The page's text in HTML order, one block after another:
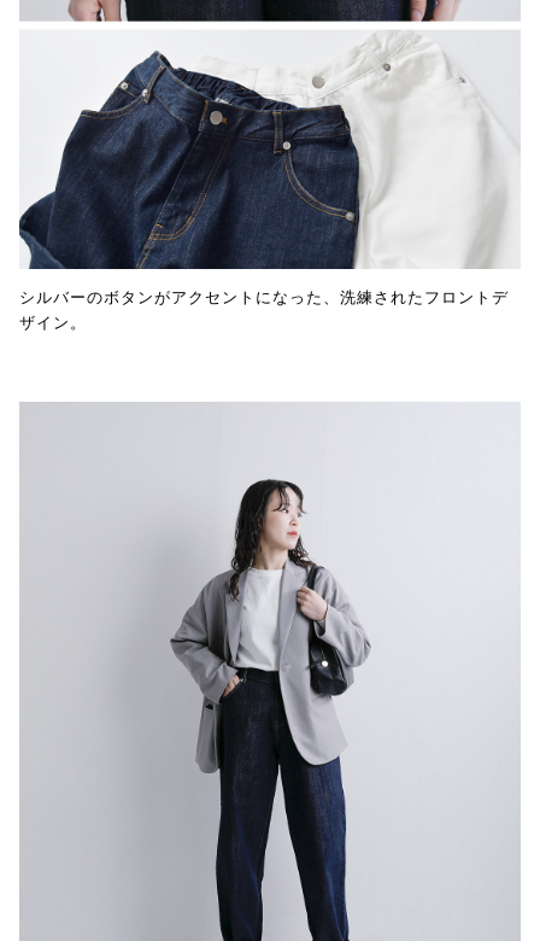
シルバーのボタンがアクセントになった、洗練されたフロントデ
ザイン。